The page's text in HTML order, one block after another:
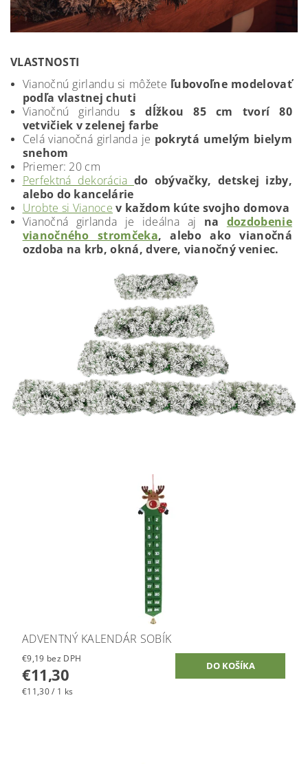
VLASTNOSTI
Vianočnú girlandu si môžete ľubovoľne modelovať
podľa vlastnej chuti
Vianočnú girlandu s dĺžkou 85 cm tvorí 80
vetvičiek v zelenej farbe
Celá vianočná girlanda je pokrytá umelým bielym
snehom
Priemer: 20 cm
Perfektná dekorácia do obývačky, detskej izby,
alebo do kancelárie
Urobte si Vianoce v každom kúte svojho domova
Vianočná girlanda je ideálna aj na dozdobenie
vianočného stromčeka, alebo ako vianočná
ozdoba na krb, okná, dvere, vianočný veniec.
ADVENTNÝ KALENDÁR SOBÍK
€9,19 bez DPH
€11,30
€11,30 / 1 ks